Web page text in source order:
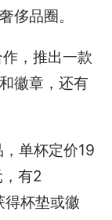
侈品圈。
，推出一款
徽章，还有
单杯定价19
有2
得杯垫或徽